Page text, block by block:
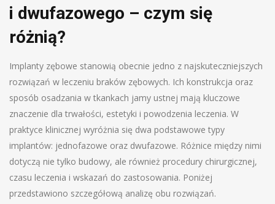
i dwufazowego – czym się
różnią?
Implanty zębowe stanowią obecnie jedno z najskuteczniejszych
rozwiązań w leczeniu braków zębowych. Ich konstrukcja oraz
sposób osadzania w tkankach jamy ustnej mają kluczowe
znaczenie dla trwałości, estetyki i powodzenia leczenia. W
praktyce klinicznej wyróżnia się dwa podstawowe typy
implantów: jednofazowe oraz dwufazowe. Różnice między nimi
dotyczą nie tylko budowy, ale również procedury chirurgicznej,
czasu leczenia i wskazań do zastosowania. Poniżej
przedstawiono szczegółową analizę obu rozwiązań.